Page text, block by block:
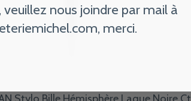
nous joindre par mail à
, merci.